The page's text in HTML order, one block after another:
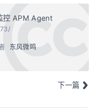
控 APM Agent
东风微鸣
下一篇